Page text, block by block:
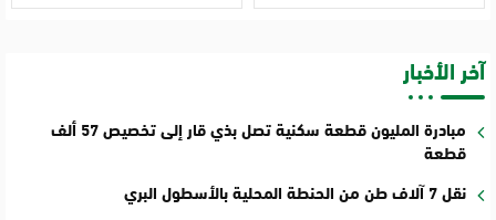
آخر الأخبار
مبادرة المليون قطعة سكنية تصل بذي قار إلى تخصيص 57 ألف
قطعة
نقل 7 آلاف طن من الحنطة المحلية بالأسطول البري